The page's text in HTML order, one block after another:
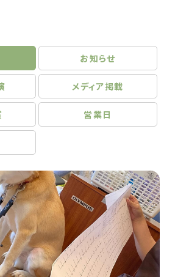
お知らせ
メディア掲載
営業日